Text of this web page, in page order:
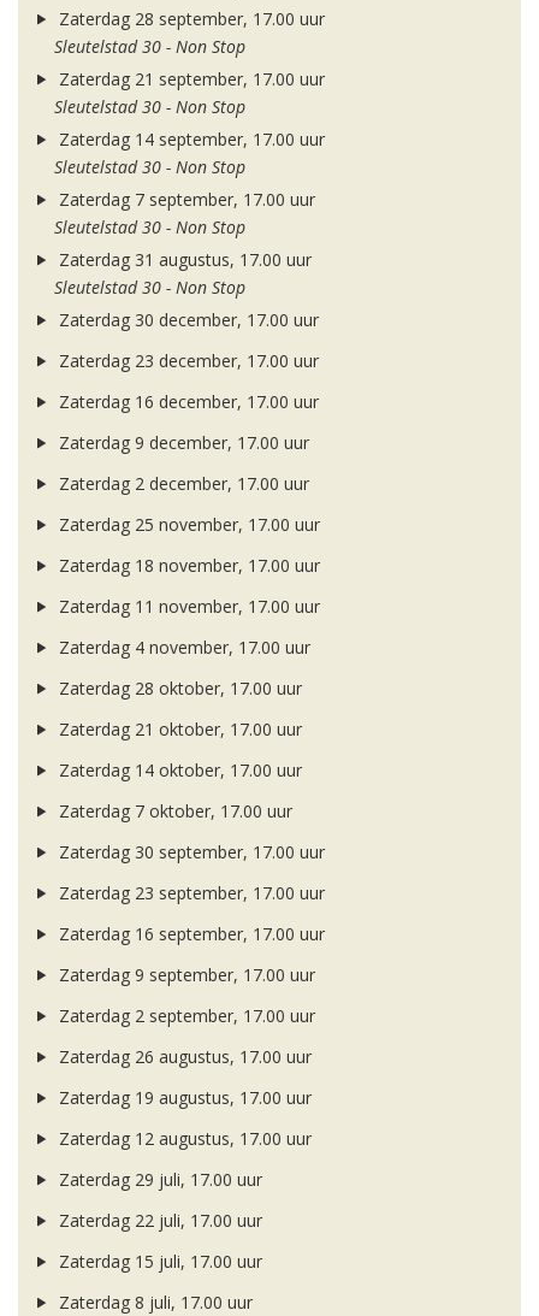
Zaterdag 28 september, 17.00 uur
Sleutelstad 30 - Non Stop
Zaterdag 21 september, 17.00 uur
Sleutelstad 30 - Non Stop
Zaterdag 14 september, 17.00 uur
Sleutelstad 30 - Non Stop
Zaterdag 7 september, 17.00 uur
Sleutelstad 30 - Non Stop
Zaterdag 31 augustus, 17.00 uur
Sleutelstad 30 - Non Stop
Zaterdag 30 december, 17.00 uur
Zaterdag 23 december, 17.00 uur
Zaterdag 16 december, 17.00 uur
Zaterdag 9 december, 17.00 uur
Zaterdag 2 december, 17.00 uur
Zaterdag 25 november, 17.00 uur
Zaterdag 18 november, 17.00 uur
Zaterdag 11 november, 17.00 uur
Zaterdag 4 november, 17.00 uur
Zaterdag 28 oktober, 17.00 uur
Zaterdag 21 oktober, 17.00 uur
Zaterdag 14 oktober, 17.00 uur
Zaterdag 7 oktober, 17.00 uur
Zaterdag 30 september, 17.00 uur
Zaterdag 23 september, 17.00 uur
Zaterdag 16 september, 17.00 uur
Zaterdag 9 september, 17.00 uur
Zaterdag 2 september, 17.00 uur
Zaterdag 26 augustus, 17.00 uur
Zaterdag 19 augustus, 17.00 uur
Zaterdag 12 augustus, 17.00 uur
Zaterdag 29 juli, 17.00 uur
Zaterdag 22 juli, 17.00 uur
Zaterdag 15 juli, 17.00 uur
Zaterdag 8 juli, 17.00 uur